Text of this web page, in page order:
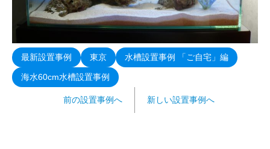
最新設置事例 東京 水槽設置事例 「ご自宅」編
海水60cm水槽設置事例
前の設置事例へ 新しい設置事例へ